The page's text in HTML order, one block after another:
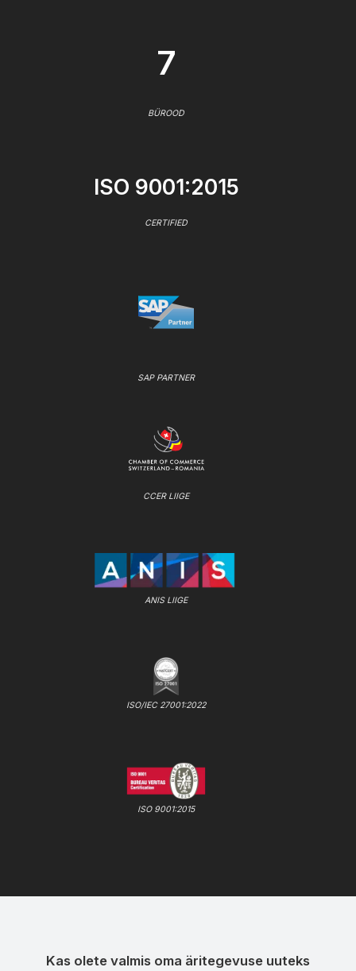
7
BÜROOD
ISO 9001:2015
CERTIFIED
SAP PARTNER
CCER LIIGE
ANIS LIIGE
ISO/IEC 27001:2022
ISO 9001:2015
Kas olete valmis oma äritegevuse uuteks